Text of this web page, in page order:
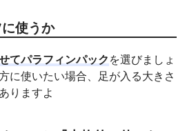
使うか
てパラフィンパック を選びましょ
に使いたい場合、足が入る大きさ
りますよ